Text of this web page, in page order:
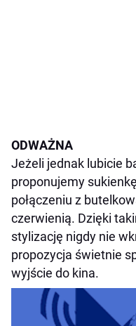
ODWAŻNA
Jeżeli jednak lubicie
proponujemy sukienkę
połączeniu z butelkow
czerwienią. Dzięki
stylizację nigdy nie
propozycja świetnie
wyjście do kina.